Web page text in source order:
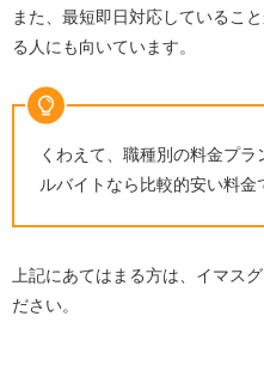
また、最短即日対応しているこ
る人にも向いています。
くわえて、職種別の料金プ
ルバイトなら比較的安い料金
上記にあてはまる方は、イマス
ださい。